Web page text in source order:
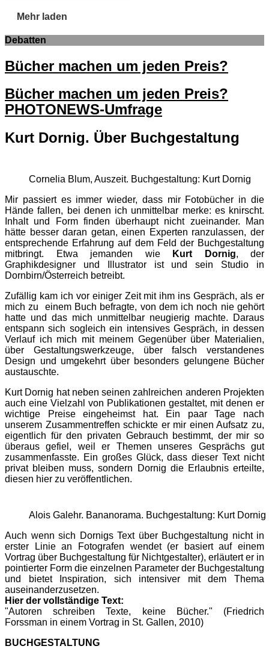
Mehr laden
Debatten
Bücher machen um jeden Preis?
Bücher machen um jeden Preis?
PHOTONEWS-Umfrage
Kurt Dornig. Über Buchgestaltung
Cornelia Blum, Auszeit. Buchgestaltung: Kurt Dornig
Mir passiert es immer wieder, dass mir Fotobücher in die
Hände fallen, bei denen ich unmittelbar merke: es knirscht.
Inhalt und Form finden überhaupt nicht zueinander. Man
hätte besser daran getan, einen Experten ranzulassen, der
entsprechende Erfahrung auf dem Feld der Buchgestaltung
mitbringt. Etwa jemanden wie
Kurt Dornig, der
Graphikdesigner und Illustrator ist und sein Studio in
Dornbirn/Österreich betreibt.
Zufällig kam ich vor einiger Zeit mit ihm ins Gespräch, als er
mich zu einem Buch befragte, von dem ich noch nie gehört
hatte und das mich unmittelbar neugierig machte. Daraus
entspann sich sogleich ein intensives Gespräch, in dessen
Verlauf ich mich mit meinem Gegenüber über Materialien,
über Gestaltungswerkzeuge, über falsch verstandenes
Design und umgekehrt über besonders gelungene Bücher
austauschte.
Kurt Dornig hat neben seinen zahlreichen anderen Projekten
auch eine Vielzahl von Publikationen gestaltet, mit denen er
wichtige Preise eingeheimst hat. Ein paar Tage nach
unserem Zusammentreffen schickte er mir einen Aufsatz zu,
eigentlich für den privaten Gebrauch bestimmt, der mir so
überaus gefiel, weil er Themen unseres Gesprächs gut
zusammenfasste. Ein großes Glück, dass dieser Text nicht
privat bleiben muss, sondern Dornig die Erlaubnis erteilte,
diesen hier zu veröffentlichen.
Alois Galehr. Bananorama. Buchgestaltung: Kurt Dornig
Auch wenn sich Dornigs Text über Buchgestaltung nicht in
erster Linie an Fotografen wendet (er basiert auf einem
Vortrag über Buchgestaltung für Nichtgestalter), erläutert er in
pointierter Form die einzelnen Parameter der Buchgestaltung
und bietet Inspiration, sich intensiver mit dem Thema
auseinanderzusetzen.
Hier der vollständige Text:
"Autoren schreiben Texte, keine Bücher." (Friedrich
Forssman in einem Vortrag in St. Gallen, 2010)
BUCHGESTALTUNG